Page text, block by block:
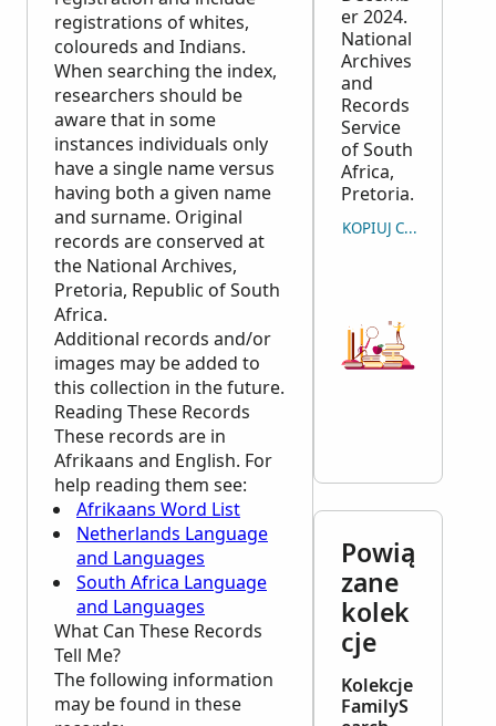
registrations of whites,
coloureds and Indians.
When searching the index,
researchers should be
aware that in some
instances individuals only
have a single name versus
having both a given name
and surname. Original
records are conserved at
the National Archives,
Pretoria, Republic of South
Africa.
Additional records and/or
images may be added to
this collection in the future.
Reading These Records
These records are in
Afrikaans and English. For
help reading them see:
Afrikaans Word List
Netherlands Language
and Languages
South Africa Language
and Languages
What Can These Records
Tell Me?
The following information
may be found in these
er 2024.
National
Archives
and
Records
Service
of South
Africa,
Pretoria.
KOPIUJ CYTOWANIE
Powią
zane
kolek
cje
Kolekcje
FamilyS